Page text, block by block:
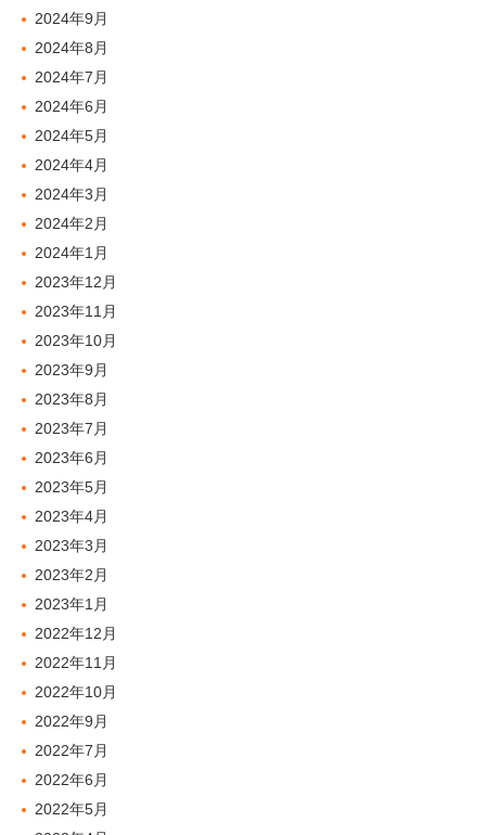
2024年9月
2024年8月
2024年7月
2024年6月
2024年5月
2024年4月
2024年3月
2024年2月
2024年1月
2023年12月
2023年11月
2023年10月
2023年9月
2023年8月
2023年7月
2023年6月
2023年5月
2023年4月
2023年3月
2023年2月
2023年1月
2022年12月
2022年11月
2022年10月
2022年9月
2022年7月
2022年6月
2022年5月